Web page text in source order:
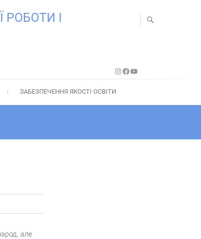
РОБОТИ І
Instagram
Facebook
YouTube
ЗАБЕЗПЕЧЕННЯ ЯКОСТІ ОСВІТИ
але